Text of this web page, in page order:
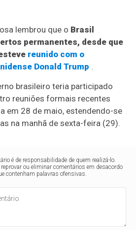
lembrou que o Brasil
permanentes, desde que
reunido com o
Donald Trump .
brasileiro teria participado
reuniões formais recentes
em 28 de maio, estendendo-se
na manhã de sexta-feira (29).
é de responsabilidade de quem realizá-lo.
ou eliminar comentários em desacordo
contenham palavras ofensivas.